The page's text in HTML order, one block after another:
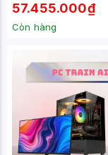
57.455.000₫
Còn hàng